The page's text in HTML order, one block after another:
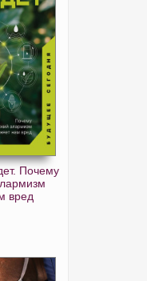
Почему
вред